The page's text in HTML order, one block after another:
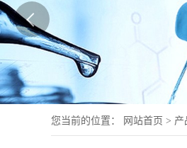
您当前的位置： 网站首页 > 产